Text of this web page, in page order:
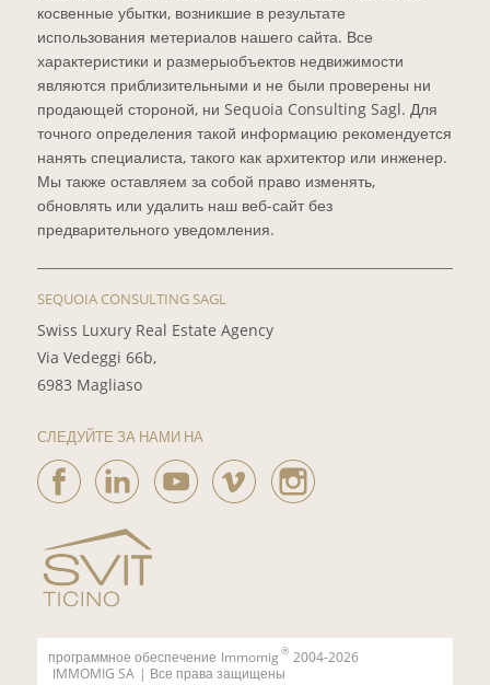
косвенные убытки, возникшие в результате
использования метериалов нашего сайта. Все
характеристики и размерыобъектов недвижимости
являются приблизительными и не были проверены ни
продающей стороной, ни Sequoia Consulting Sagl. Для
точного определения такой информацию рекомендуется
нанять специалиста, такого как архитектор или инженер.
Мы также оставляем за собой право изменять,
обновлять или удалить наш веб-сайт без
предварительного уведомления.
SEQUOIA CONSULTING SAGL
Swiss Luxury Real Estate Agency
Via Vedeggi 66b,
6983 Magliaso
СЛЕДУЙТЕ ЗА НАМИ НА
программное обеспечение Immomig ® 2004-2026
IMMOMIG SA | Все права защищены